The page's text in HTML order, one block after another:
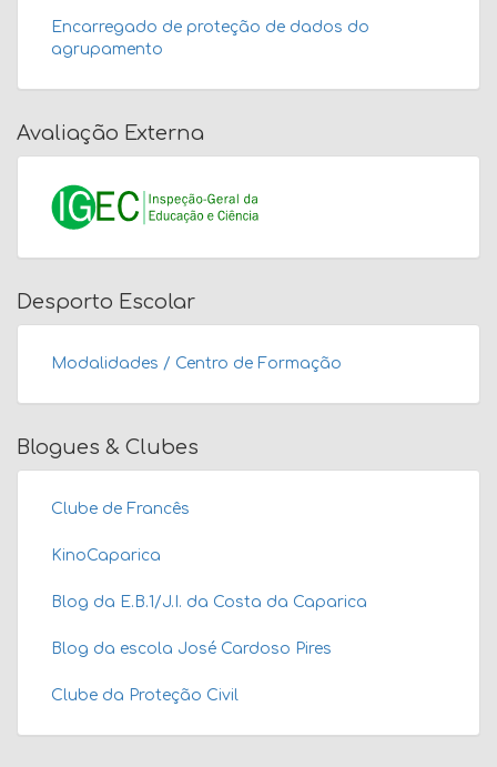
Encarregado de proteção de dados do
agrupamento
Avaliação Externa
Desporto Escolar
Modalidades / Centro de Formação
Blogues & Clubes
Clube de Francês
KinoCaparica
Blog da E.B.1/J.I. da Costa da Caparica
Blog da escola José Cardoso Pires
Clube da Proteção Civil